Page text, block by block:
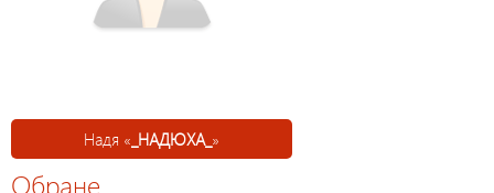
Надя « _НАДЮХА_ »
Обране